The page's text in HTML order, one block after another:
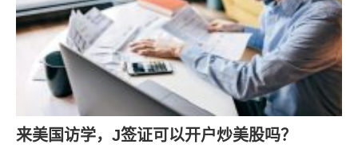
来美国访学，J签证可以开户炒美股吗？